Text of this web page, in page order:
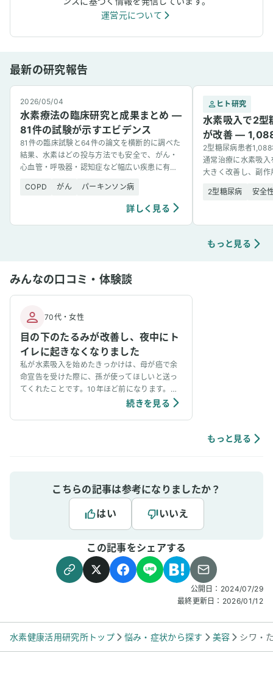
運営元について
最新の研究報告
2026/05/04
水素療法の臨床研究と成果まとめ —
81件の試験が示すエビデンス
81件の臨床試験と64件の論文を横断的に調べた
結果、水素はどの投与方法でも安全で、がん・
心血管・呼吸器・認知症など幅広い疾患に有望
COPD
がん パーキンソン病
詳しく見る
ヒト研究
水素吸入で2型
が改善 —
2型糖尿病患者
通常治療に水素吸
大きく改善し、副
2型糖尿病 安全
もっと見る
みんなの口コミ・体験談
70代・女性
目の下のたるみが改善し、夜中にト
イレに起きなくなりました
私が水素吸入を始めたきっかけは、母が癌で余
命宣告を受けた際に、孫が使ってほしいと送っ
てくれたことです。10年ほど前になります。そ
こから水素吸入を続けています。私は、自分の
てあげたところ、使用しなかった日は起きたけ
ど、使用した日は起きずに朝までぐっすりだっ
たそうです。「どうしてそんなに元気なの？」
小さな庭で野菜や花育てを楽しんでいるし、高
速を飛ばして娘家族のサポートに行くしで、体
も気持ちも元気な今に感謝です。吸入のことは
これまで特に仲間に話さずきたのですが、話し
てあげたところ、・ゆるかったり便秘だったり
したお腹具合が安定した・芯から冷えきって、
続きを見る
もっと見る
こちらの記事は参考になりましたか？
はい
いいえ
この記事をシェアする
公開日： 2024/07/29
最終更新日： 2026/01/12
水素健康活用研究所トップ 悩み・症状から探す 美容 シワ・